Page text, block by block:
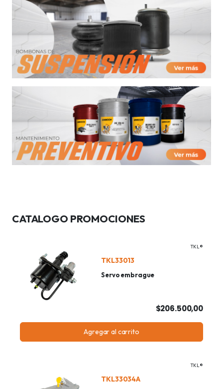
CATALOGO PROMOCIONES
TKL®
TKL33013
Servo embrague
$206.500,00
Agregar al carrito
TKL®
TKL33034A